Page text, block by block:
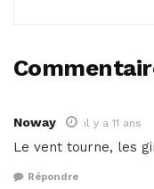
Noway il y a 11 ans
Le vent tourne, les
Répondre